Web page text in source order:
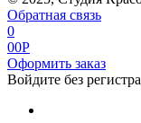
Обратная связь
0
00P
Оформить заказ
Войдите без